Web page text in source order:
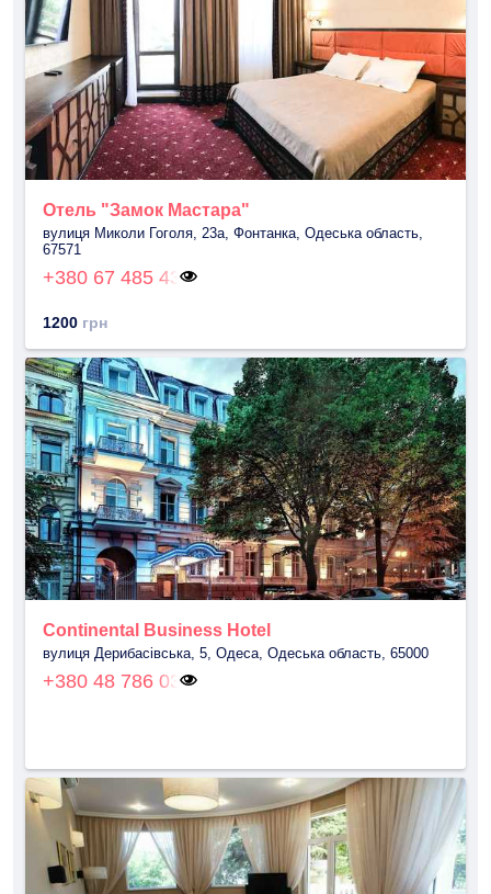
Отель "Замок Мастара"
вулиця Миколи Гоголя, 23а, Фонтанка, Одеська область,
67571
+380 67 485 43
1200 грн
Continental Business Hotel
вулиця Дерибасівська, 5, Одеса, Одеська область, 65000
+380 48 786 03